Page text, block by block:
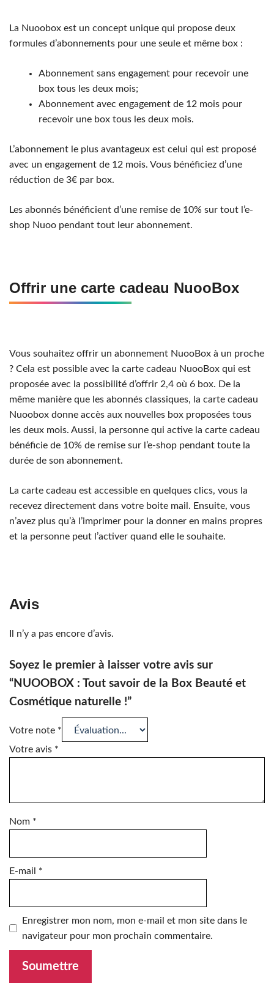
La Nuoobox est un concept unique qui propose deux
formules d’abonnements pour une seule et même box :
Abonnement sans engagement pour recevoir une
box tous les deux mois;
Abonnement avec engagement de 12 mois pour
recevoir une box tous les deux mois.
L’abonnement le plus avantageux est celui qui est proposé
avec un engagement de 12 mois. Vous bénéficiez d’une
réduction de 3€ par box.
Les abonnés bénéficient d’une remise de 10% sur tout l’e-
shop Nuoo pendant tout leur abonnement.
Offrir une carte cadeau NuooBox
Vous souhaitez offrir un abonnement NuooBox à un proche
? Cela est possible avec la carte cadeau NuooBox qui est
proposée avec la possibilité d’offrir 2,4 où 6 box. De la
même manière que les abonnés classiques, la carte cadeau
Nuoobox donne accès aux nouvelles box proposées tous
les deux mois. Aussi, la personne qui active la carte cadeau
bénéficie de 10% de remise sur l’e-shop pendant toute la
durée de son abonnement.
La carte cadeau est accessible en quelques clics, vous la
recevez directement dans votre boite mail. Ensuite, vous
n’avez plus qu’à l’imprimer pour la donner en mains propres
et la personne peut l’activer quand elle le souhaite.
Avis
Il n’y a pas encore d’avis.
Soyez le premier à laisser votre avis sur
“NUOOBOX : Tout savoir de la Box Beauté et
Cosmétique naturelle !”
Votre note *
Votre avis *
Nom *
E-mail *
Enregistrer mon nom, mon e-mail et mon site dans le
navigateur pour mon prochain commentaire.